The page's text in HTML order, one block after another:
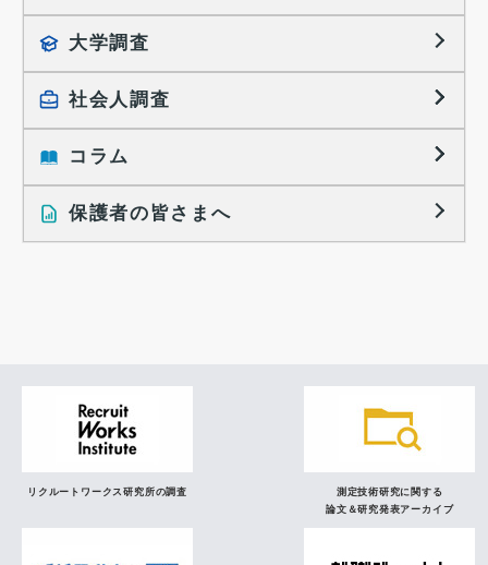
就職活動TOPICS
大学生の実態調査
働きたい組織の特徴
大学生の地域間移動レポート
就職活動に関するレポート
採用に関する調査
採用活動に関するレポート
大学調査
社会人調査
就職活動と入社後の就業
就業レディネス研究
コラム
インタビュー記事
保護者の皆さまへ
リクルートワークス研究所の調査
測定技術研究に関する
論文＆研究発表アーカイブ